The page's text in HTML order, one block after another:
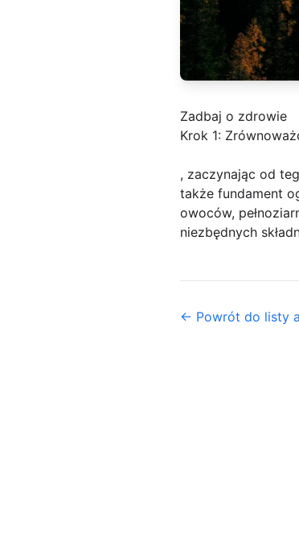
Zadbaj o zdrowie
Krok 1:
, zaczynając od
także fundament
owoców,
niezbędnych
← Powrót do listy